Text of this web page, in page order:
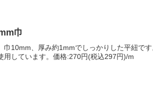
巾
巾10mm、厚み約1mmでしっかりした平紐です
用しています。価格:270円(税込297円)/m